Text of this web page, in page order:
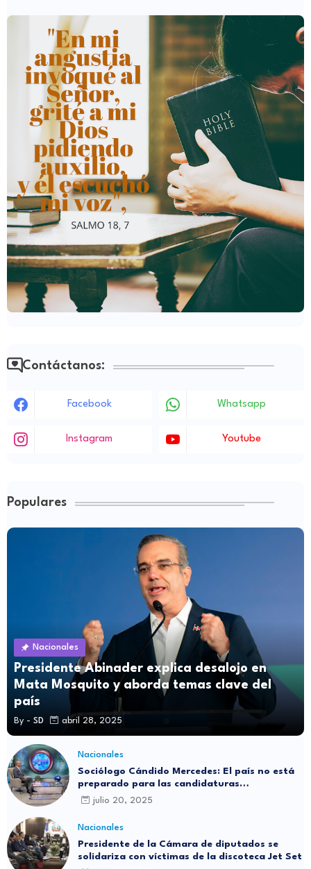
Contáctanos:
Facebook Whatsapp
Instagram Youtube
Populares
Nacionales
Presidente Abinader explica desalojo en
Mata Mosquito y aborda temas clave del
país
By - SD abril 28, 2025
Nacionales
Sociólogo Cándido Mercedes: El país no está
preparado para las candidaturas
independientes
julio 20, 2025
Nacionales
Presidente de la Cámara de diputados se
solidariza con víctimas de la discoteca Jet Set